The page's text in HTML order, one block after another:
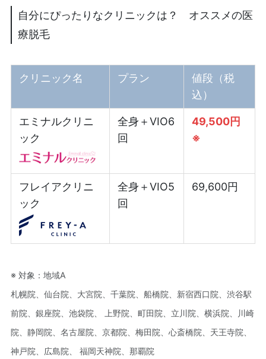
自分にぴったりなクリニックは？ オススメの医
療脱毛
クリニック名 プラン
値段（税
込）
エミナルクリニ
ック
全身＋VIO6
回
49,500円
※
フレイアクリニ
ック
全身＋VIO5
回
69,600円
※ 対象：地域A
札幌院、仙台院、大宮院、千葉院、船橋院、新宿西口院、渋谷駅
前院、銀座院、池袋院、 上野院、町田院、立川院、横浜院、川崎
院、静岡院、名古屋院、京都院、梅田院、心斎橋院、天王寺院、
神戸院、広島院、 福岡天神院、那覇院